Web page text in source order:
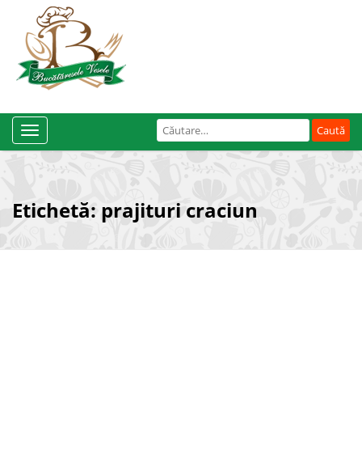
Caută
după:
Toggle
Navigation
Etichetă: prajituri craciun